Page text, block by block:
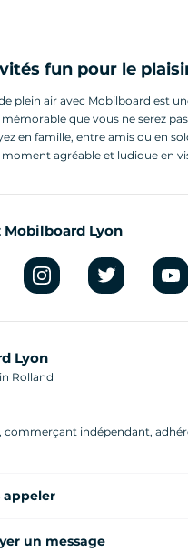
fun pour le
plein air avec Mobilboard est
que vous ne serez
en famille, entre amis ou en
moment agréable et ludique en
Mobilboard Lyon
Lyon
Rolland
commerçant indépendant,
appeler
un message